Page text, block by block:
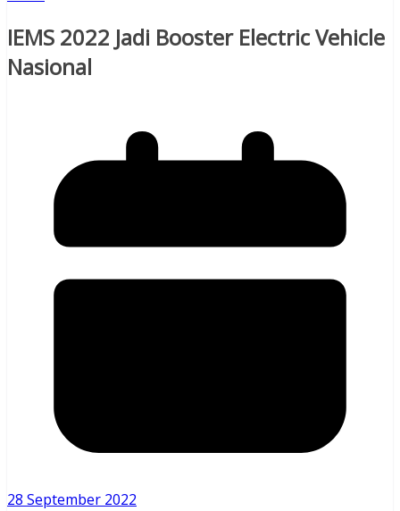
IEMS 2022 Jadi Booster Electric Vehicle
Nasional
28 September 2022